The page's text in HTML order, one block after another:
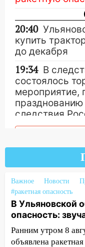
20:40
купить
до декабря
19:34 В
состоялось
мероприятие,
празднованию
следствия
19:30
на
пилотным
«Культурное
17:16 В
областной
новых
Важное Новости
#ракетная опасность
В Ульяновской
опасность:
Ранним утром 8
объявлена